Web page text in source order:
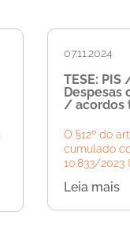
07.11.2024
TESE: PIS
Despesas
/ acordos
O §12º do
cumulado
10.833/2023
Leia mais